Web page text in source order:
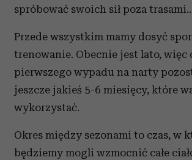
spróbować swoich sił poza
Przede wszystkim mamy dosyć
trenowanie. Obecnie jest lato, więc
pierwszego wypadu na narty
jeszcze jakieś 5-6 miesięcy, które
wykorzystać.
Okres między sezonami to czas, w
będziemy mogli wzmocnić całe